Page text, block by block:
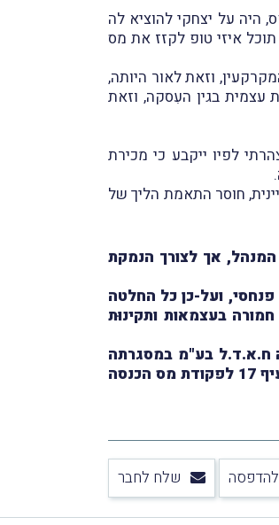
היה על יצחקי להוציא לה
איזי טופ לקזז את מס
וזאת לאור היותה,
עצמית בגין העִסקה, וזאת
סעד הצהרתי לפיו ייקבע כי מכירת
חוסר התאמת הליך של
אך לצורך הנמקת
ועל-כן כל החלטה
בעצמאות ותקינוּת
בע"מ במסגרתה
התבקש בית-המשפט לתת סעד הצהרתי לפיו הוֹצאה הגלומה בחשבוניות המוּצאות על-ידי אותה חברה מותרת בניכוי לפי סעיף 17 לפקודת מס הכנסה
שלח לחבר